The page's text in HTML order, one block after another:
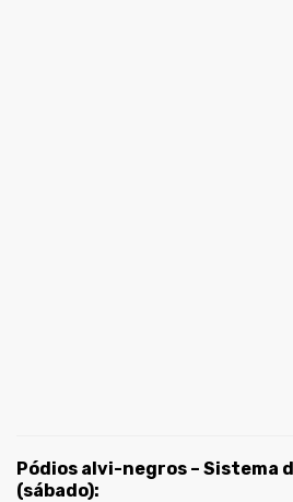
Pódios alvi-negros – Sistema
(sábado):